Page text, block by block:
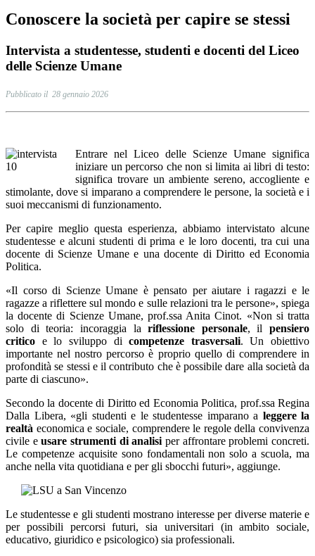
Conoscere la società per capire se stessi
Intervista a studentesse, studenti e docenti del Liceo
delle Scienze Umane
Pubblicato il 28 gennaio 2026
Entrare nel Liceo delle Scienze Umane significa
iniziare un percorso che non si limita ai libri di testo:
significa trovare un ambiente sereno, accogliente e
stimolante, dove si imparano a comprendere le persone, la società e i
suoi meccanismi di funzionamento.
Per capire meglio questa esperienza, abbiamo intervistato alcune
studentesse e alcuni studenti di prima e le loro docenti, tra cui una
docente di Scienze Umane e una docente di Diritto ed Economia
Politica.
«Il corso di Scienze Umane è pensato per aiutare i ragazzi e le
ragazze a riflettere sul mondo e sulle relazioni tra le persone», spiega
la docente di Scienze Umane, prof.ssa Anita Cinot. «Non si tratta
solo di teoria: incoraggia lariflessione personale, il pensiero
critico e lo sviluppo dicompetenze trasversali. Un obiettivo
importante nel nostro percorso è proprio quello di comprendere in
profondità se stessi e il contributo che è possibile dare alla società da
parte di ciascuno».
Secondo la docente di Diritto ed Economia Politica, prof.ssa Regina
Dalla Libera, «gli studenti e le studentesse imparano a leggere la
realtà economica e sociale, comprendere le regole della convivenza
civile eusare strumenti di analisiper affrontare problemi concreti.
Le competenze acquisite sono fondamentali non solo a scuola, ma
anche nella vita quotidiana e per gli sbocchi futuri», aggiunge.
Le studentesse e gli studenti mostrano interesse per diverse materie e
per possibili percorsi futuri, sia universitari (in ambito sociale,
educativo, giuridico e psicologico) sia professionali.